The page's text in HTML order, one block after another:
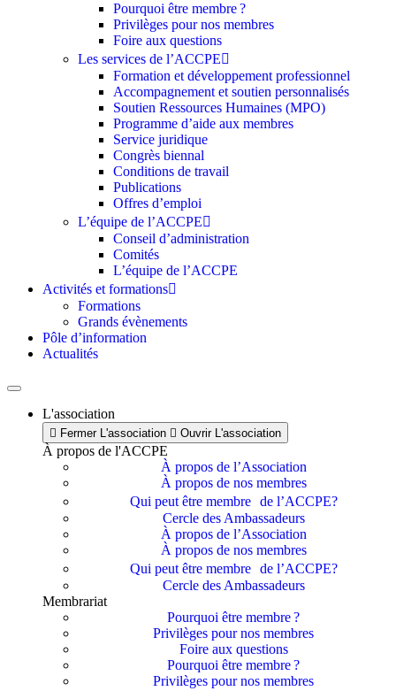
Pourquoi être membre ?​
Privilèges pour nos membres​
Foire aux questions
Les services de l’ACCPE
Formation et développement professionnel
Accompagnement et soutien personnalisés
Soutien Ressources Humaines (MPO)
Programme d’aide aux membres
Service juridique
Congrès biennal
Conditions de travail
Publications
Offres d’emploi
L’équipe de l’ACCPE
Conseil d’administration
Comités
L’équipe de l’ACCPE
Activités et formations
Formations
Grands évènements
Pôle d’information
Actualités
L'association
Fermer L'association Ouvrir L'association
À propos de l'ACCPE
À propos de l’Association
À propos de nos membres
Qui peut être membre de l’ACCPE?
Cercle des Ambassadeurs
À propos de l’Association
À propos de nos membres
Qui peut être membre de l’ACCPE?
Cercle des Ambassadeurs
Membrariat
Pourquoi être membre ?​
Privilèges pour nos membres​
Foire aux questions
Pourquoi être membre ?​
Privilèges pour nos membres​